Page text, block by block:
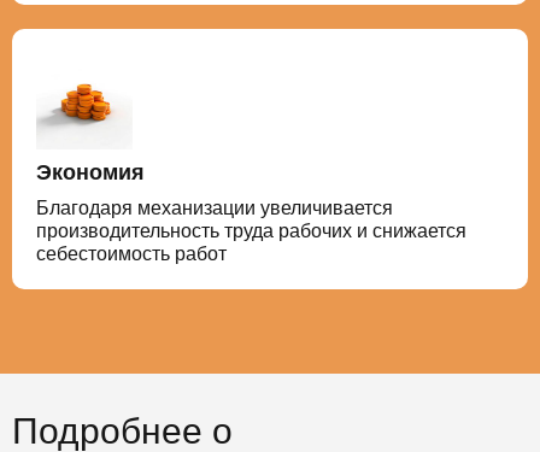
Экономия
Благодаря механизации увеличивается
производительность труда рабочих и снижается
себестоимость работ
Подробнее о